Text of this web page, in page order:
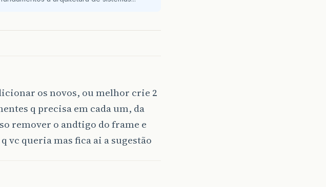
os novos, ou melhor crie 2
q precisa em cada um, da
remover o andtigo do frame e
vc queria mas fica ai a sugestão